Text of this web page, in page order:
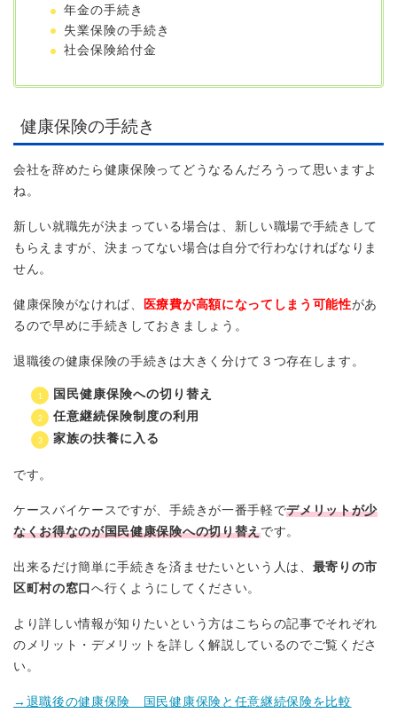
年金の手続き
失業保険の手続き
社会保険給付金
健康保険の手続き
会社を辞めたら健康保険ってどうなるんだろうって思いますよ
ね。
新しい就職先が決まっている場合は、新しい職場で手続きして
もらえますが、決まってない場合は自分で行わなければなりま
せん。
健康保険がなければ、 医療費が高額になってしまう可能性があ
るので早めに手続きしておきましょう。
退職後の健康保険の手続きは大きく分けて３つ存在します。
国民健康保険への切り替え
任意継続保険制度の利用
家族の扶養に入る
です。
ケースバイケースですが、手続きが一番手軽でデメリットが少
なくお得なのが国民健康保険への切り替えです。
出来るだけ簡単に手続きを済ませたいという人は、 最寄りの市
区町村の窓口へ行くようにしてください。
より詳しい情報が知りたいという方はこちらの記事でそれぞれ
のメリット・デメリットを詳しく解説しているのでご覧くださ
い。
→退職後の健康保険 国民健康保険と任意継続保険を比較